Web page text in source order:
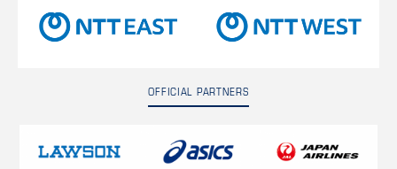
OFFICIAL PARTNERS